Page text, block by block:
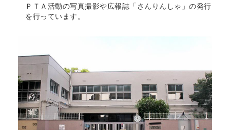
ＰＴＡ活動の写真撮影や広報誌「さんりんしゃ」の発行
を行っています。